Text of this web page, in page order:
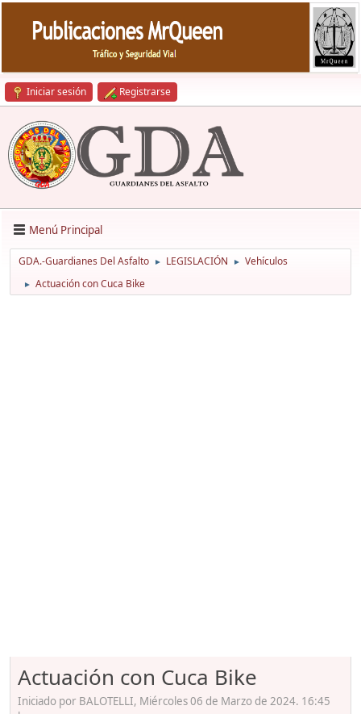
Iniciar sesión Registrarse
Menú Principal
GDA.-Guardianes Del Asfalto ► LEGISLACIÓN ► Vehículos
► Actuación con Cuca Bike
Actuación con Cuca Bike
Iniciado por BALOTELLI, Miércoles 06 de Marzo de 2024. 16:45